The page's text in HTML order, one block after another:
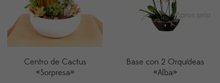
Centro de Cactus
«Sorpresa»
Base con 2 Orquídeas
«Alba»